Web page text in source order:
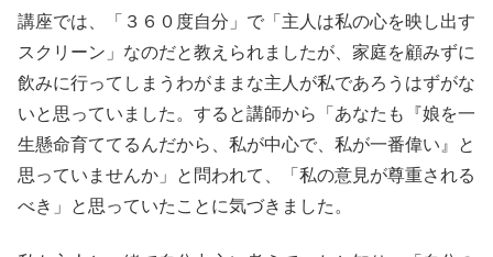
講座では、「３６０度自分」で「主人は私の心を映し出す
スクリーン」なのだと教えられましたが、家庭を顧みずに
飲みに行ってしまうわがままな主人が私であろうはずがな
いと思っていました。すると講師から「あなたも『娘を一
生懸命育ててるんだから、私が中心で、私が一番偉い』と
思っていませんか」と問われて、「私の意見が尊重される
べき」と思っていたことに気づきました。